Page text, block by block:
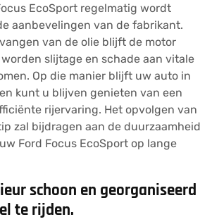
EcoSport regelmatig wordt
aanbevelingen van de fabrikant.
van de olie blijft de motor
slijtage en schade aan vitale
Op die manier blijft uw auto in
kunt u blijven genieten van een
rijervaring. Het opvolgen van
zal bijdragen aan de duurzaamheid
Ford Focus EcoSport op lange
schoon en georganiseerd
te rijden.